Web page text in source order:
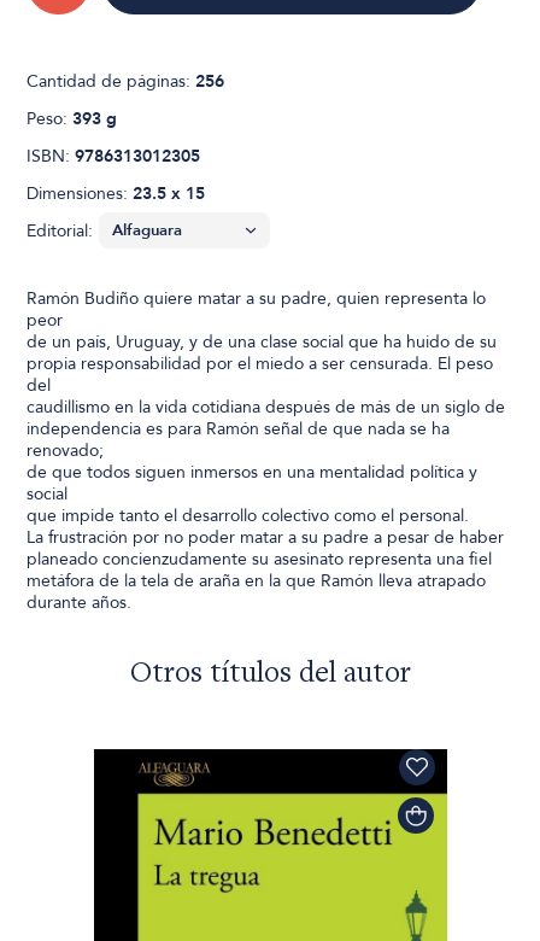
Cantidad de páginas:256
Peso:393 g
ISBN:9786313012305
Dimensiones:23.5 x 15
Editorial:
Ramón Budiño quiere matar a su padre, quien representa lo
peor
de un país, Uruguay, y de una clase social que ha huido de su
propia responsabilidad por el miedo a ser censurada. El peso
del
caudillismo en la vida cotidiana después de más de un siglo de
independencia es para Ramón señal de que nada se ha
renovado;
de que todos siguen inmersos en una mentalidad política y
social
que impide tanto el desarrollo colectivo como el personal.
La frustración por no poder matar a su padre a pesar de haber
planeado concienzudamente su asesinato representa una fiel
metáfora de la tela de araña en la que Ramón lleva atrapado
durante años.
Otros títulos del autor